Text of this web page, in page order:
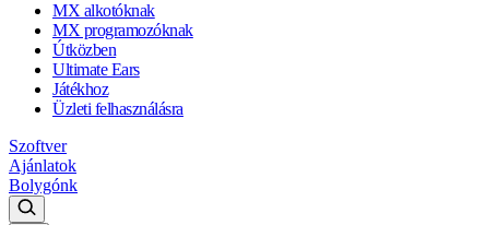
MX alkotóknak
MX programozóknak
Útközben
Ultimate Ears
Játékhoz
Üzleti felhasználásra
Szoftver
Ajánlatok
Bolygónk